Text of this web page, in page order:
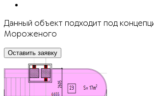
Данный объект подходит под
Мороженого
Оставить заявку